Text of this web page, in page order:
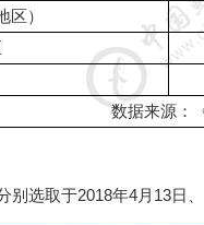
区）
数据来源：
别选取于2018年4月 13日、